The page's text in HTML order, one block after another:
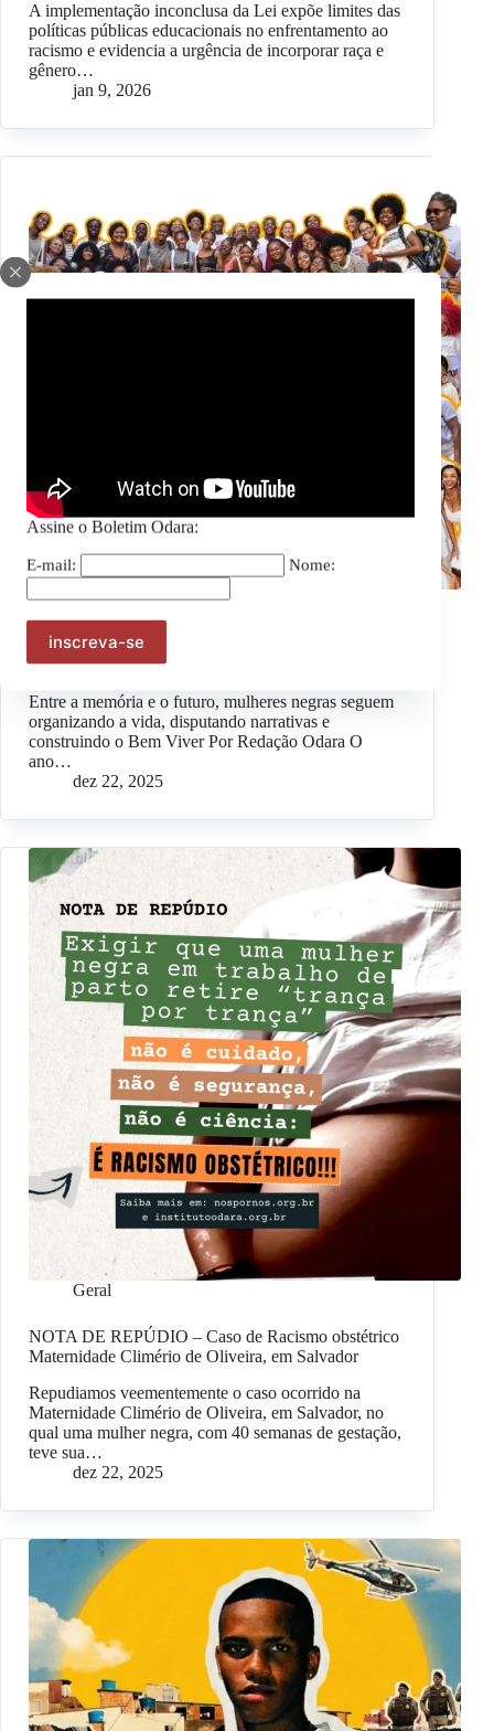
Assine o Boletim Odara:
E-mail: Nome:
A implementação inconclusa da Lei expõe limites das
políticas públicas educacionais no enfrentamento ao
racismo e evidencia a urgência de incorporar raça e
gênero…
jan 9, 2026
Geral
#OpiniãoOdara – Esperançar para transformar:
Mulheres negras, Reparação e Bem Viver
Entre a memória e o futuro, mulheres negras seguem
organizando a vida, disputando narrativas e
construindo o Bem Viver Por Redação Odara O
ano…
dez 22, 2025
Geral
NOTA DE REPÚDIO – Caso de Racismo obstétrico
Maternidade Climério de Oliveira, em Salvador
Repudiamos veementemente o caso ocorrido na
Maternidade Climério de Oliveira, em Salvador, no
qual uma mulher negra, com 40 semanas de gestação,
teve sua…
dez 22, 2025